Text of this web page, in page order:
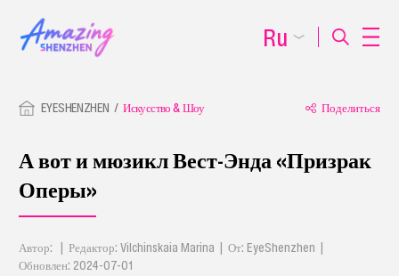
EYESHENZHEN Искусство & Шоу Поделиться
А вот и мюзикл Вест-Энда «Призрак
Оперы»
Автор: | Редактор: Vilchinskaia Marina | От: EyeShenzhen |
Обновлен: 2024-07-01
Ru